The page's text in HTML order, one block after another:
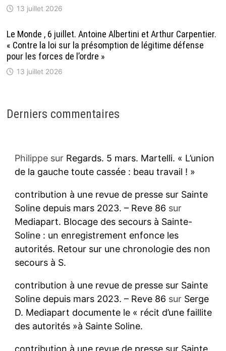
13 juillet 2026
Le Monde , 6 juillet. Antoine Albertini et Arthur Carpentier.
« Contre la loi sur la présomption de légitime défense
pour les forces de l’ordre »
13 juillet 2026
Derniers commentaires
Philippesur Regards. 5 mars. Martelli. « L’union
de la gauche toute cassée : beau travail ! »
contribution à une revue de presse sur Sainte
Soline depuis mars 2023. – Reve 86 sur
Mediapart. Blocage des secours à Sainte-
Soline : un enregistrement enfonce les
autorités. Retour sur une chronologie des non
secours à S.
contribution à une revue de presse sur Sainte
Soline depuis mars 2023. – Reve 86 sur Serge
D. Mediapart documente le « récit d’une faillite
des autorités »à Sainte Soline.
contribution à une revue de presse sur Sainte